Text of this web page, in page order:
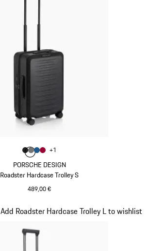
PORSCHE DESIGN
Roadster Hardcase Trolley S
489,00 €
Farbe
Farbemattschwarz
Farbe nardograu
Farbemattblau
Farbe
+1
Add Roadster Hardcase Trolley L to wishlist